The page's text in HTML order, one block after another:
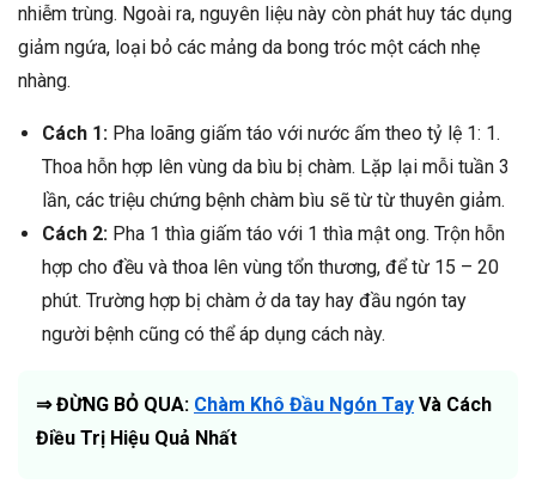
nhiễm trùng. Ngoài ra, nguyên liệu này còn phát huy tác dụng
giảm ngứa, loại bỏ các mảng da bong tróc một cách nhẹ
nhàng.
Cách 1: Pha loãng giấm táo với nước ấm theo tỷ lệ 1: 1.
Thoa hỗn hợp lên vùng da bìu bị chàm. Lặp lại mỗi tuần 3
lần, các triệu chứng bệnh chàm bìu sẽ từ từ thuyên giảm.
Cách 2: Pha 1 thìa giấm táo với 1 thìa mật ong. Trộn hỗn
hợp cho đều và thoa lên vùng tổn thương, để từ 15 – 20
phút. Trường hợp bị chàm ở da tay hay đầu ngón tay
người bệnh cũng có thể áp dụng cách này.
⇒ ĐỪNG BỎ QUA: Chàm Khô Đầu Ngón Tay Và Cách
Điều Trị Hiệu Quả Nhất